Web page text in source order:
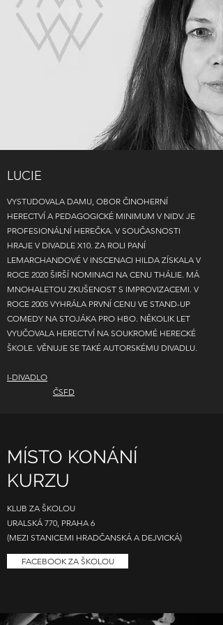
LUCIE
VYSTUDOVALA DAMU, OBOR ČINOHERNÍ
HERECTVÍ A PEDAGOGICKÉ MINIMUM V NIDV. JE
PROFESIONÁLNÍ HEREČKA. V SOUČASNOSTI
HRAJE V DIVADLE X10. ZA ROLI PANÍ
LEMARCHANDOVÉ V INSCENACI HILDA ZÍSKALA V
ROCE 2020 ŠIRŠÍ NOMINACI NA CENU THÁLIE. MÁ
MNOHALETOU ZKUŠENOST S IMPROVIZACEMI. V
ROCE 2005 VYHRÁLA PRVNÍ CENU VE STAND-UP
COMEDY NA STOJÁKA PRO HBO. NĚKOLIK LET
VYUČOVALA HERECTVÍ NA SOUKROMÉ HERECKÉ
ŠKOLE. VĚNUJE SE TAKÉ AUTORSKÉMU DIVADLU.
I-DIVADLO
ČSFD
MÍSTO KONÁNÍ
KURZU
KLUB ZA ŠKOLOU
URALSKÁ 770, PRAHA 6
(MEZI STANICEMI HRADČANSKÁ A DEJVICKÁ)
FACEBOOK ZA ŠKOLOU